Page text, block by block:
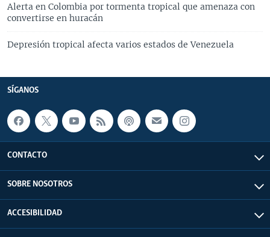
Alerta en Colombia por tormenta tropical que amenaza con
convertirse en huracán
Depresión tropical afecta varios estados de Venezuela
SÍGANOS
CONTACTO
SOBRE NOSOTROS
ACCESIBILIDAD